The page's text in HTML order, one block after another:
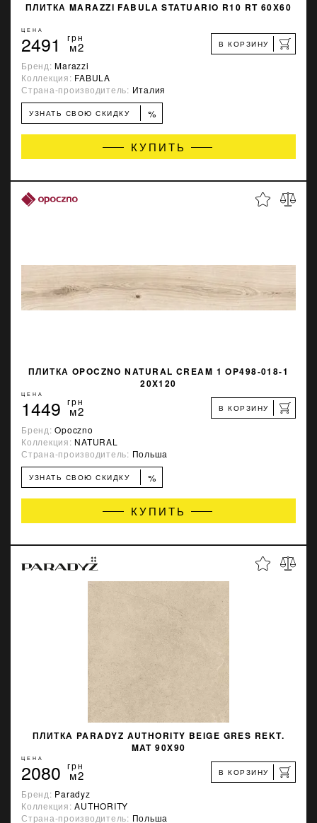
ПЛИТКА MARAZZI FABULA STATUARIO R10 RT 60X60
ЦЕНА
2491 грн
м2 В КОРЗИНУ
Бренд:Marazzi
Коллекция: FABULA
Страна-производитель: Италия
УЗНАТЬ СВОЮ СКИДКУ %
КУПИТЬ
ПЛИТКА OPOCZNO NATURAL CREAM 1 OP498-018-1
20X120
ЦЕНА
1449 грн
м2 В КОРЗИНУ
Бренд:Opoczno
Коллекция: NATURAL
Страна-производитель: Польша
УЗНАТЬ СВОЮ СКИДКУ %
КУПИТЬ
ПЛИТКА PARADYZ AUTHORITY BEIGE GRES REKT.
MAT 90X90
ЦЕНА
2080 грн
м2 В КОРЗИНУ
Бренд: Paradyz
Коллекция:AUTHORITY
Страна-производитель: Польша